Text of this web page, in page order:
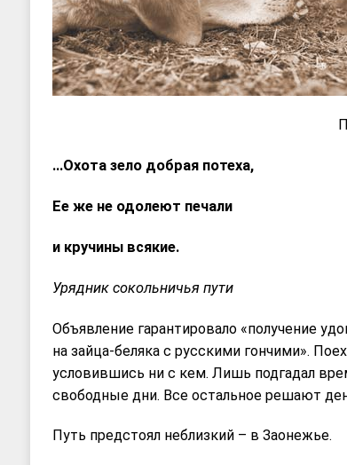
…Охота зело добрая потеха,
Ее же не одолеют печали
и кручины всякие.
Урядник сокольничья пути
Объявление гарантировало «получение
на зайца-беляка с русскими гончими».
условившись ни с кем. Лишь подгадал
свободные дни. Все остальное решают
Путь предстоял неблизкий – в Заонежье.